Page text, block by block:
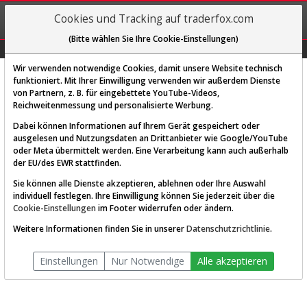
REGIS-
TRIEREN
Diese Funktion ist nur für
AKTIEN-TERMINAL
Die Aktienanalyse-Plattform von
TraderFox
Cookies und Tracking auf traderfox.com
(Bitte wählen Sie Ihre Cookie-Einstellungen)
Wir verwenden notwendige Cookies, damit unsere Website technisch
funktioniert. Mit Ihrer Einwilligung verwenden wir außerdem Dienste
von Partnern, z. B. für eingebettete YouTube-Videos,
Reichweitenmessung und personalisierte Werbung.
Dabei können Informationen auf Ihrem Gerät gespeichert oder
ausgelesen und Nutzungsdaten an Drittanbieter wie Google/YouTube
oder Meta übermittelt werden. Eine Verarbeitung kann auch außerhalb
der EU/des EWR stattfinden.
Sie können alle Dienste akzeptieren, ablehnen oder Ihre Auswahl
individuell festlegen. Ihre Einwilligung können Sie jederzeit über die
Cookie-Einstellungen im Footer widerrufen oder ändern.
Weitere Informationen finden Sie in unsererDatenschutzrichtlinie.
Einstellungen Nur Notwendige Alle akzeptieren